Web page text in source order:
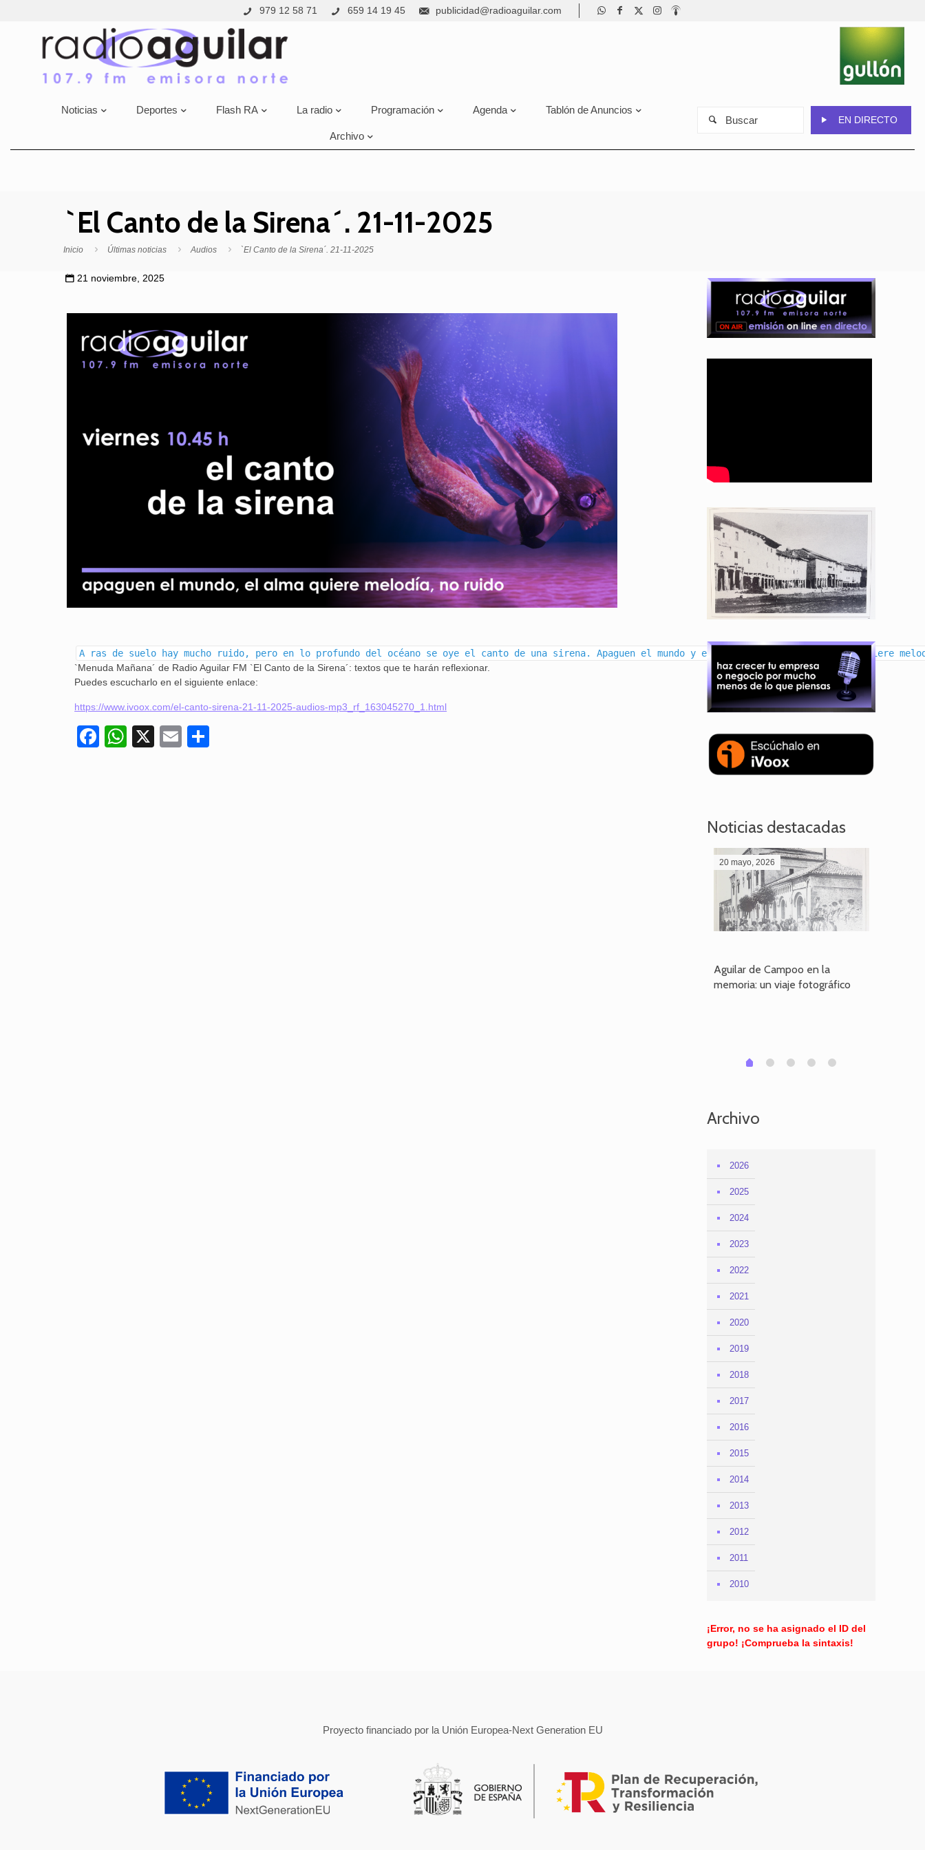
979 12 58 71 659 14 19 45 publicidad@radioaguilar.com
Noticias Deportes Flash RA La radio Programación Agenda Tablón de Anuncios
Archivo
EN DIRECTO
`El Canto de la Sirena´. 21-11-2025
Inicio Últimas noticias Audios `El Canto de la Sirena´. 21-11-2025
21 noviembre, 2025
A ras de suelo hay mucho ruido, pero en lo profundo del océano se oye el canto de una sirena. Apaguen el mundo y enciendan la música. El alma quiere
`Menuda Mañana´ de Radio Aguilar FM `El Canto de la Sirena´: textos que te harán reflexionar.
Puedes escucharlo en el siguiente enlace:
https://www.ivoox.com/el-canto-sirena-21-11-2025-audios-mp3_rf_163045270_1.html
Facebook
WhatsApp
X Email
Noticias destacadas
20 mayo, 2026
Aguilar de Campoo en la
memoria: un viaje fotográfico
0 1 2 3 4
Archivo
2026
2025
2024
2023
2022
2021
2020
2019
2018
2017
2016
2015
2014
2013
2012
2011
2010
¡Error, no se ha asignado el ID del
grupo! ¡Comprueba la sintaxis!
Proyecto financiado por la Unión Europea-Next Generation EU